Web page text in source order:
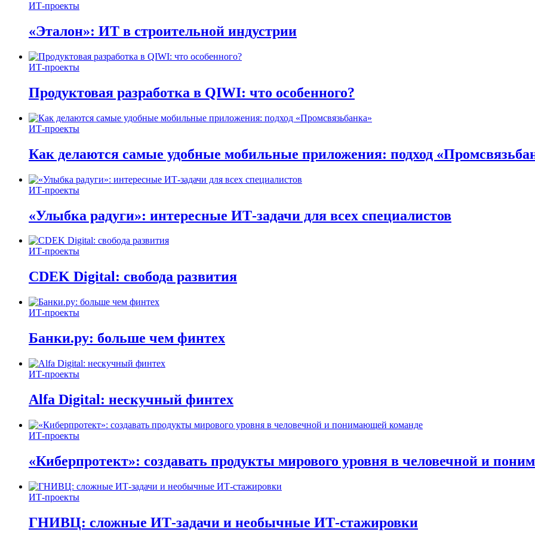
ИТ-проекты
«Эталон»: ИТ в строительной индустрии
ИТ-проекты
Продуктовая разработка в QIWI: что особенного?
ИТ-проекты
Как делаются самые удобные мобильные приложения: подход
ИТ-проекты
«Улыбка радуги»: интересные ИТ-задачи для всех специалистов
ИТ-проекты
CDEK Digital: свобода развития
ИТ-проекты
Банки.ру: больше чем финтех
ИТ-проекты
Alfa Digital: нескучный финтех
ИТ-проекты
«Киберпротект»: создавать продукты мирового уровня в человечной и
ИТ-проекты
ГНИВЦ: сложные ИТ‑задачи и необычные ИТ‑стажировки